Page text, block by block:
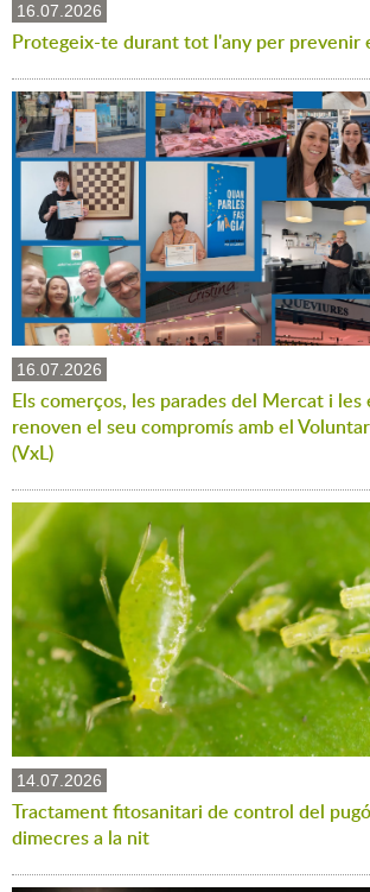
16.07.2026
Protegeix-te durant tot l'any per prevenir
16.07.2026
Els comerços, les parades del Mercat i
renoven el seu compromís amb el
(VxL)
14.07.2026
Tractament fitosanitari de control del
dimecres a la nit